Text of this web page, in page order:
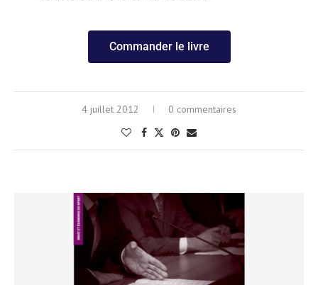
Commander le livre
4 juillet 2012 0 commentaires